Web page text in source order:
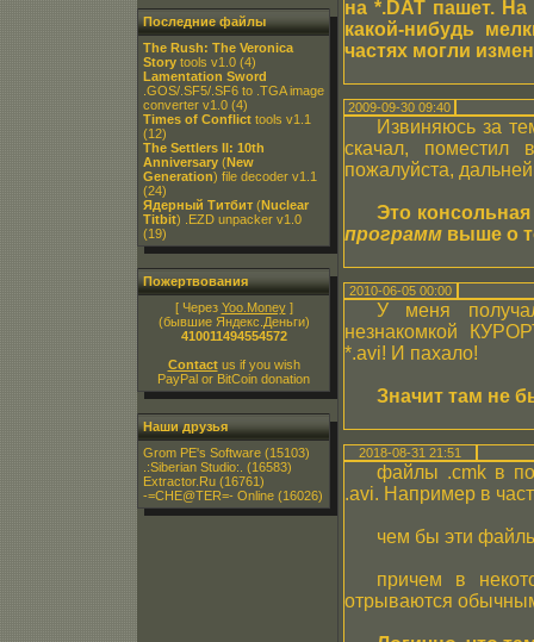
Последние файлы
The Rush: The Veronica
Story tools v1.0 (4)
Lamentation Sword
.GOS/.SF5/.SF6 to .TGA image
converter v1.0 (4)
Times of Conflict tools v1.1
(12)
The Settlers II: 10th
Anniversary (New
Generation) file decoder v1.1
(24)
Ядерный Титбит (Nuclear
Titbit) .EZD unpacker v1.0
(19)
Пожертвования
[ Через Yoo.Money]
(бывшие Яндекс.Деньги)
410011494554572
Contactus if you wish
PayPal or BitCoin donation
Наши друзья
Grom PE's Software (15103)
.:Siberian Studio:. (16583)
Extractor.Ru (16761)
-=CHE@TER=- Online (16026)
на *.DAT пашет. На
какой-нибудь
частях могли
2009-09-30 09:40
Извиняюсь за
скачал, поместил
пожалуйста,
Это
программ выше о
2010-06-05 00:00
У меня
незнакомкой
*.avi! И пахало!
Значит там не
2018-08-31 21:51
файлы .cmk в
.avi. Например в
чем бы эти
причем в
отрываются